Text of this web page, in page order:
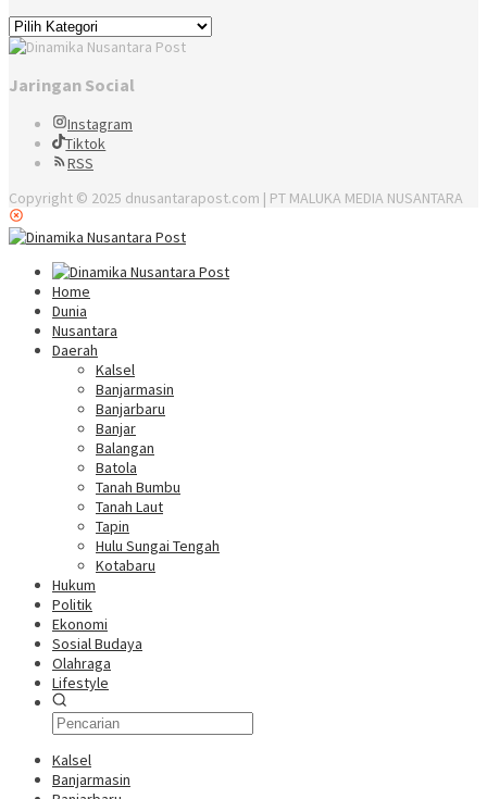
Kategori
Jaringan Social
Instagram
Tiktok
RSS
Copyright © 2025 dnusantarapost.com | PT MALUKA MEDIA NUSANTARA
Home
Dunia
Nusantara
Daerah
Kalsel
Banjarmasin
Banjarbaru
Banjar
Balangan
Batola
Tanah Bumbu
Tanah Laut
Tapin
Hulu Sungai Tengah
Kotabaru
Hukum
Politik
Ekonomi
Sosial Budaya
Olahraga
Lifestyle
Kalsel
Banjarmasin